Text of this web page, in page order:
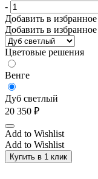
-
Добавить в избранное
Добавить в избранное
Цветовые решения
Венге
Дуб светлый
20 350 ₽
Add to Wishlist
Add to Wishlist
Купить в 1 клик